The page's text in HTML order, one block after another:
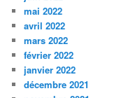
mai 2022
avril 2022
mars 2022
février 2022
janvier 2022
décembre 2021